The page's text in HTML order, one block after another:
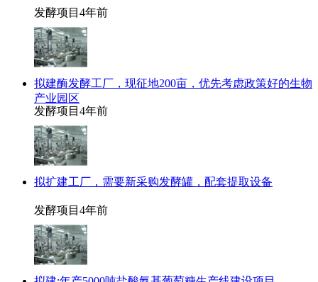
发酵项目 4年前
拟建酶发酵工厂，现征地200亩，优先考虑政策好的生物
产业园区
发酵项目 4年前
拟扩建工厂，需要新采购发酵罐，配套提取设备
发酵项目 4年前